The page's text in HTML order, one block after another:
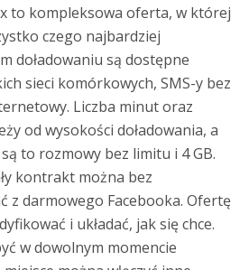
to kompleksowa oferta, w której
czego najbardziej
doładowaniu są dostępne
sieci komórkowych, SMS-y bez
Liczba minut oraz
od wysokości doładowania, a
są to rozmowy bez limitu i 4 GB.
kontrakt można bez
z darmowego Facebooka. Ofertę
i układać, jak się chce.
w dowolnym momencie